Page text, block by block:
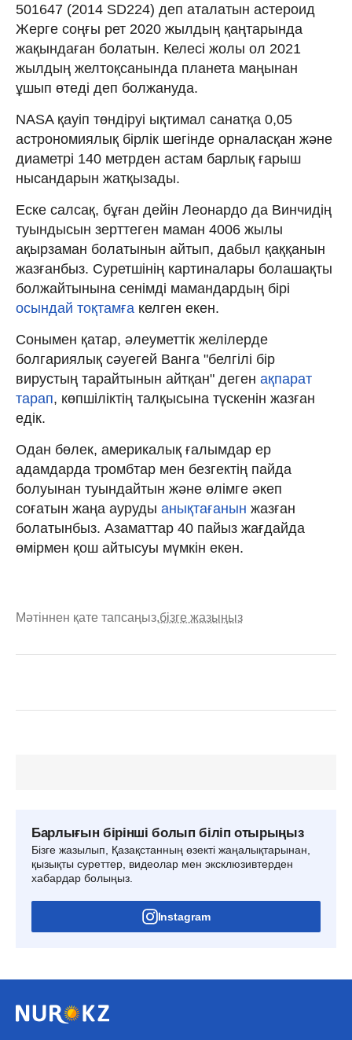
501647 (2014 SD224) деп аталатын астероид
Жерге соңғы рет 2020 жылдың қаңтарында
жақындаған болатын. Келесі жолы ол 2021
жылдың желтоқсанында планета маңынан
ұшып өтеді деп болжануда.
NASA қауіп төндіруі ықтимал санатқа 0,05
астрономиялық бірлік шегінде орналасқан және
диаметрі 140 метрден астам барлық ғарыш
нысандарын жатқызады.
Еске салсақ, бұған дейін Леонардо да Винчидің
туындысын зерттеген маман 4006 жылы
ақырзаман болатынын айтып, дабыл қаққанын
жазғанбыз. Суретшінің картиналары болашақты
болжайтынына сенімді мамандардың бірі
осындай тоқтамға келген екен.
Сонымен қатар, әлеуметтік желілерде
болгариялық сәуегей Ванга "белгілі бір
вирустың тарайтынын айтқан" деген ақпарат
тарап, көпшіліктің талқысына түскенін жазған
едік.
Одан бөлек, америкалық ғалымдар ер
адамдарда тромбтар мен безгектің пайда
болуынан туындайтын және өлімге әкеп
соғатын жаңа ауруды анықтағанын жазған
болатынбыз. Азаматтар 40 пайыз жағдайда
өмірмен қош айтысуы мүмкін екен.
Мәтіннен қате тапсаңыз,бізге жазыңыз
Барлығын бірінші болып біліп отырыңыз
Бізге жазылып, Қазақстанның өзекті жаңалықтарынан,
қызықты суреттер, видеолар мен эксклюзивтерден
хабардар болыңыз.
Instagram